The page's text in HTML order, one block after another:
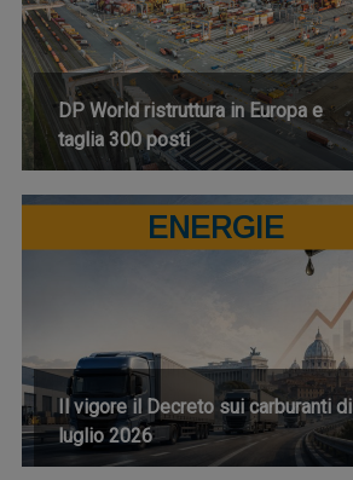
DP World ristruttura in Europa e
taglia 300 posti
ENERGIE
Il vigore il Decreto sui carburanti di
luglio 2026